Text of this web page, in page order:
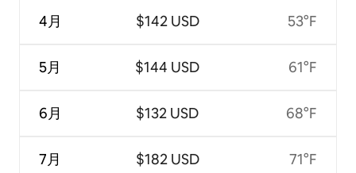
4月
5月
6月
7月
$142 USD
$144 USD
$132 USD
$182 USD
53°F
61°F
68°F
71°F